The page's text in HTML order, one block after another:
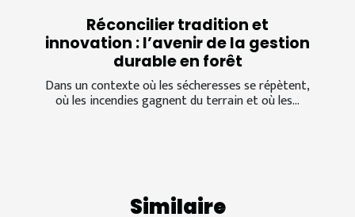
Réconcilier tradition et
innovation : l’avenir de la gestion
durable en forêt
Dans un contexte où les sécheresses se répètent,
où les incendies gagnent du terrain et où les...
Similaire